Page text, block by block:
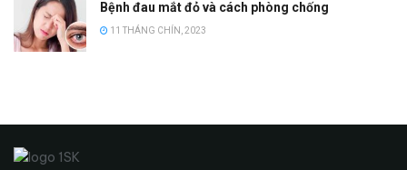
Bệnh đau mắt đỏ và cách phòng chống
11 THÁNG CHÍN, 2023